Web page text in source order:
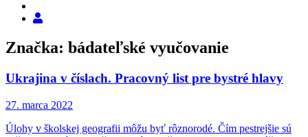
Značka: bádateľské vyučovanie
Ukrajina v číslach. Pracovný list pre bystré hlavy
27. marca 2022
Úlohy v školskej geografii môžu byť rôznorodé. Čím pestrejšie sú